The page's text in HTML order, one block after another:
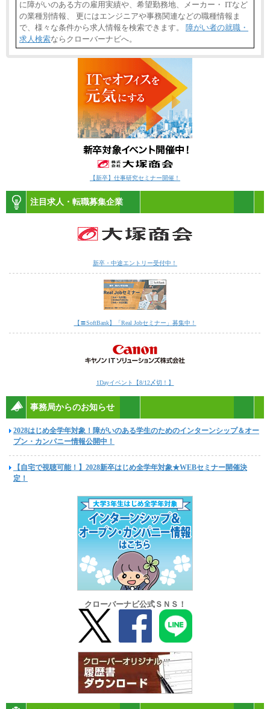
に障がいのある方の雇用実績や、希望勤務地、メーカー・ ITなど
の業種別情報、 更にはエンジニアや事務関連などの職種情報ま
で、様々な条件から求人情報を検索できます。 障がい者の就職・
求人検索ならクローバーナビへ。
【新卒】仕事研究セミナー開催！
注目求人・転職募集企業
新卒・中途エントリー受付中！
【〓SoftBank】「Real Jobセミナー」募集中！
1Dayイベント【8/12〆切！】
事務局からのお知らせ
2028はじめ全学年対象！障がいのある学生のためのインターンシップ＆オー
プン・カンパニー情報公開中！
【自宅で視聴可能！】2028新卒はじめ全学年対象★WEBセミナー開催決
定！
クローバーナビ公式ＳＮＳ！